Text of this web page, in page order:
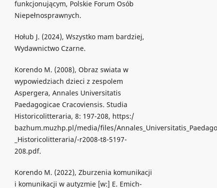
funkcjonującym, Polskie Forum Osób
Niepełnosprawnych.
Hołub J. (2024), Wszystko mam bardziej,
Wydawnictwo Czarne.
Korendo M. (2008), Obraz swiata w
wypowiedziach dzieci z zespolem
Aspergera, Annales Universitatis
Paedagogicae Cracoviensis. Studia
Historicolitteraria, 8: 197-208, https:/
bazhum.muzhp.pl/media/files/
_Historicolitteraria/-r2008-t8-5197-
208.pdf.
Korendo M. (2022), Zburzenia komunikacji
i komunikacji w autyzmie [w:] E. Emich-